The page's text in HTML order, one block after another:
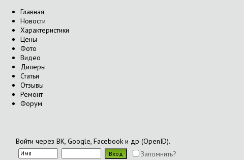
Главная
Новости
Характеристики
Цены
Фото
Видео
Дилеры
Статьи
Отзывы
Ремонт
Форум
Войти через ВК, Google, Facebook и др (OpenID).
Запомнить?